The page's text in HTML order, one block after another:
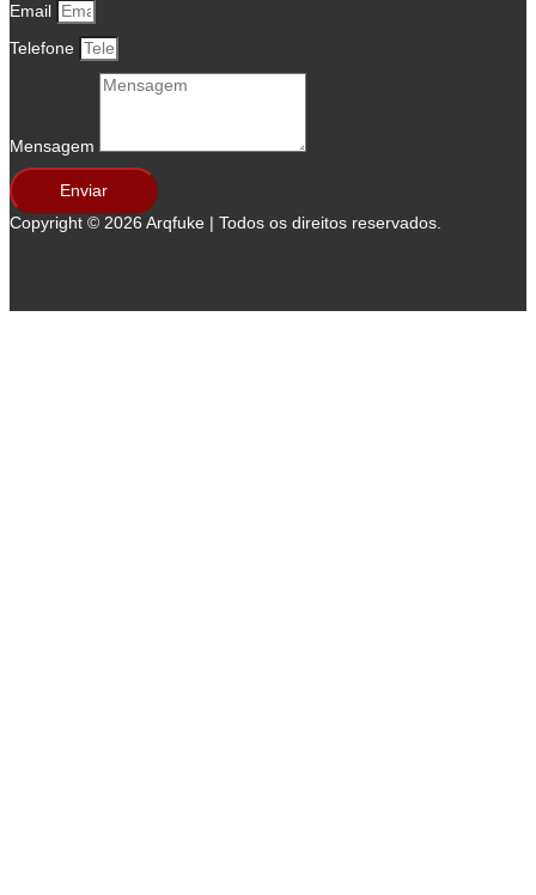
Email
Telefone
Mensagem
Enviar
Copyright © 2026 Arqfuke | Todos os direitos reservados.